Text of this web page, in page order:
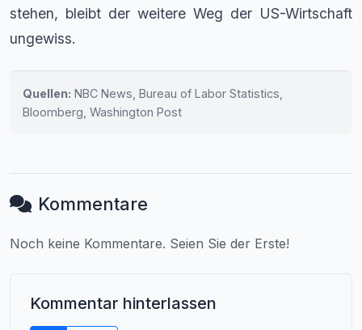
stehen, bleibt der weitere Weg der US-Wirtschaft
ungewiss.
Quellen: NBC News, Bureau of Labor Statistics,
Bloomberg, Washington Post
Kommentare
Noch keine Kommentare. Seien Sie der Erste!
Kommentar hinterlassen